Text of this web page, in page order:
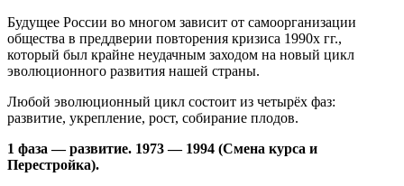
Будущее России во многом зависит от самоорганизации
общества в преддверии повторения кризиса 1990х гг.,
который был крайне неудачным заходом на новый цикл
эволюционного развития нашей страны.
Любой эволюционный цикл состоит из четырёх фаз:
развитие, укрепление, рост, собирание плодов.
1 фаза — развитие. 1973 — 1994 (Смена курса и
Перестройка).